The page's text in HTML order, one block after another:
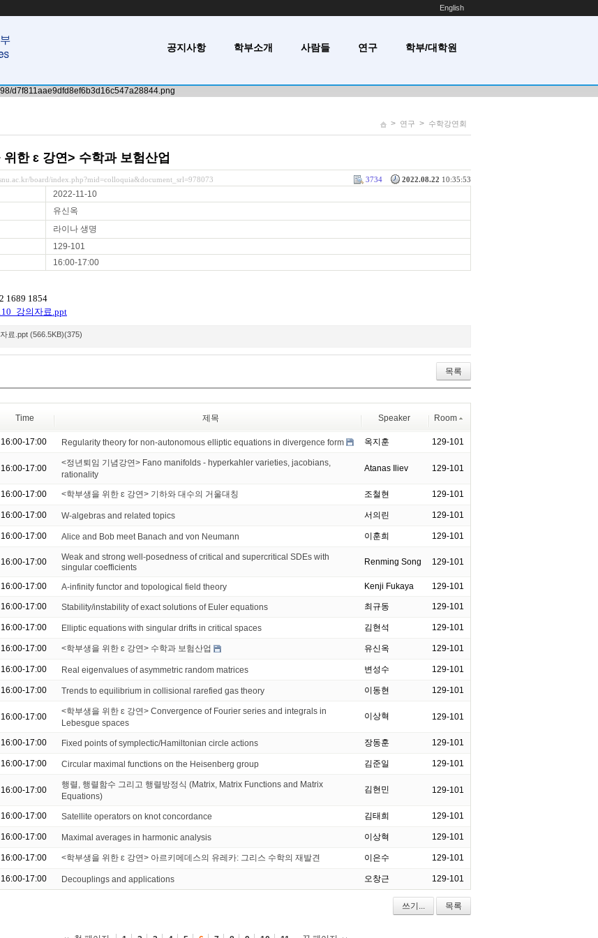
English
공지사항 학부소개 사람들 연구 학부/대학원
> 연구 > 수학강연회
한 ɛ 강연> 수학과 보험산업
board/index.php?mid=colloquia&document_srl=978073 2022.08.22 10:35:53
3734
2022-11-10
유신옥
라이나 생명
129-101
16:00-17:00
1689 1854
강의자료.ppt
료.ppt (566.5KB)(375)
목록
Time 제목 Speaker Room
16:00-17:00 Regularity theory for non-autonomous elliptic equations in divergence form 옥지훈 129-101
16:00-17:00
<정년퇴임 기념강연> Fano manifolds - hyperkahler varieties, jacobians,
rationality
Atanas Iliev 129-101
16:00-17:00 <학부생을 위한 ɛ 강연> 기하와 대수의 거울대칭 조철현 129-101
16:00-17:00 W-algebras and related topics 서의린 129-101
16:00-17:00 Alice and Bob meet Banach and von Neumann 이훈희 129-101
16:00-17:00
Weak and strong well-posedness of critical and supercritical SDEs with
singular coefficients
Renming Song 129-101
16:00-17:00 A-infinity functor and topological field theory Kenji Fukaya 129-101
16:00-17:00 Stability/instability of exact solutions of Euler equations 최규동 129-101
16:00-17:00 Elliptic equations with singular drifts in critical spaces 김현석 129-101
16:00-17:00 <학부생을 위한 ɛ 강연> 수학과 보험산업 유신옥 129-101
16:00-17:00 Real eigenvalues of asymmetric random matrices 변성수 129-101
16:00-17:00 Trends to equilibrium in collisional rarefied gas theory 이동현 129-101
16:00-17:00
<학부생을 위한 ɛ 강연> Convergence of Fourier series and integrals in
Lebesgue spaces
이상혁 129-101
16:00-17:00 Fixed points of symplectic/Hamiltonian circle actions 장동훈 129-101
16:00-17:00 Circular maximal functions on the Heisenberg group 김준일 129-101
16:00-17:00
행렬, 행렬함수 그리고 행렬방정식 (Matrix, Matrix Functions and Matrix
Equations)
김현민 129-101
16:00-17:00 Satellite operators on knot concordance 김태희 129-101
16:00-17:00 Maximal averages in harmonic analysis 이상혁 129-101
16:00-17:00 <학부생을 위한 ɛ 강연> 아르키메데스의 유레카: 그리스 수학의 재발견 이은수 129-101
16:00-17:00 Decouplings and applications 오창근 129-101
쓰기... 목록